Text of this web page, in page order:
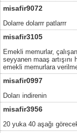
misafir9072
Dolarre dolarrr patlarrr
misafir3105
Emekli memurlar,
seyyanen maaş
emekli memurlara
misafir0997
Doları indirenin
misafir3956
20 yuka 40 aşağı